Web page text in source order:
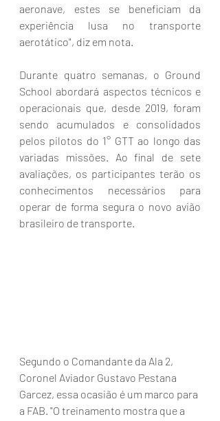
aeronave, estes se beneficiam da
experiência lusa no transporte
aerotático", diz em nota.
Durante quatro semanas, o Ground
School abordará aspectos técnicos e
operacionais que, desde 2019, foram
sendo acumulados e consolidados
pelos pilotos do 1° GTT ao longo das
variadas missões. Ao final de sete
avaliações, os participantes terão os
conhecimentos necessários para
operar de forma segura o novo avião
brasileiro de transporte.
Segundo o Comandante da Ala 2,
Coronel Aviador Gustavo Pestana
Garcez, essa ocasião é um marco para
a FAB. "O treinamento mostra que a